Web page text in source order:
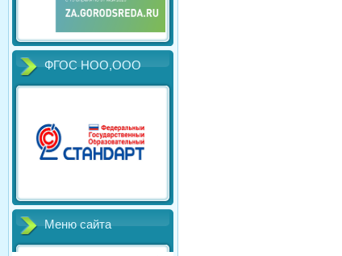
ФГОС НОО,ООО
Меню сайта